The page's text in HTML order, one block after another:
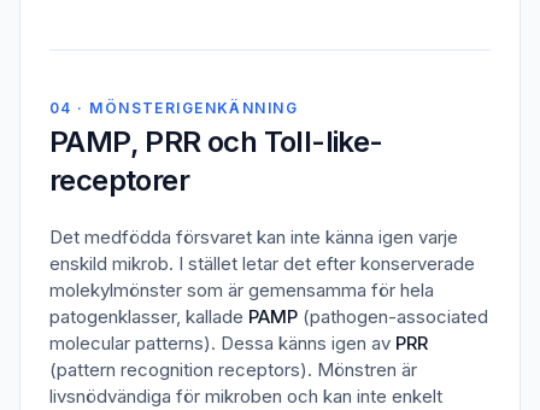
04 · MÖNSTERIGENKÄNNING
PAMP, PRR och Toll-like-
receptorer
Det medfödda försvaret kan inte känna igen varje
enskild mikrob. I stället letar det efter konserverade
molekylmönster som är gemensamma för hela
patogenklasser, kallade PAMP (pathogen-associated
molecular patterns). Dessa känns igen av PRR
(pattern recognition receptors). Mönstren är
livsnödvändiga för mikroben och kan inte enkelt